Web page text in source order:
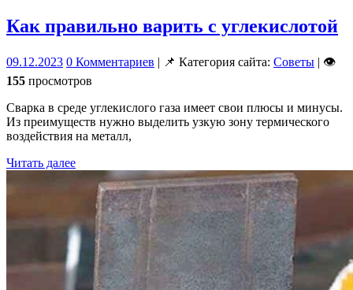
Как правильно варить с углекислотой
09.12.2023 0 Комментариев | 📌 Категория сайта: Советы | 👁
155 просмотров
Сварка в среде углекислого газа имеет свои плюсы и минусы.
Из преимуществ нужно выделить узкую зону термического
воздействия на металл,
Читать далее